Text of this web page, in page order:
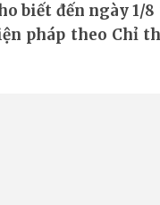
biết đến ngày 1/8
pháp theo Chỉ